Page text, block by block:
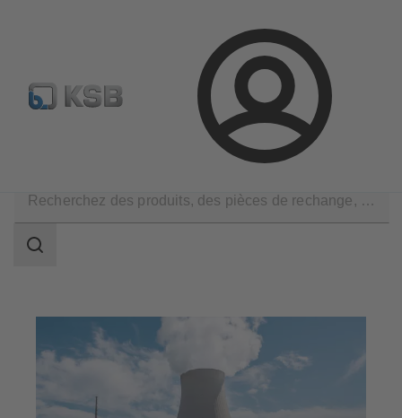
Connexion
Configurer un produit KSB Select Recherche
Centrales nucléaires
Champ